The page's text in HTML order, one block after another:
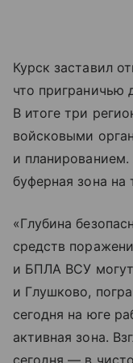
Курск заставил
что приграничью
В итоге три
войсковыми
и
буферная зона
«Глубина
средств
и БПЛА ВСУ
и Глушково,
сегодня на юге
активная зона.